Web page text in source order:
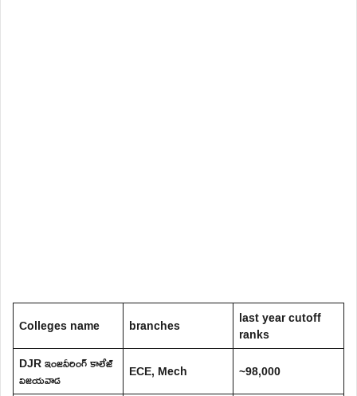
Colleges name branches last year cutoff
ranks
DJR ఇంజనీరింగ్ కాలేజ్
విజయవాడ ECE, Mech
~98,000